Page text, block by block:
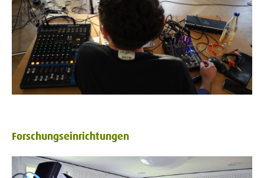
Forschungseinrichtungen